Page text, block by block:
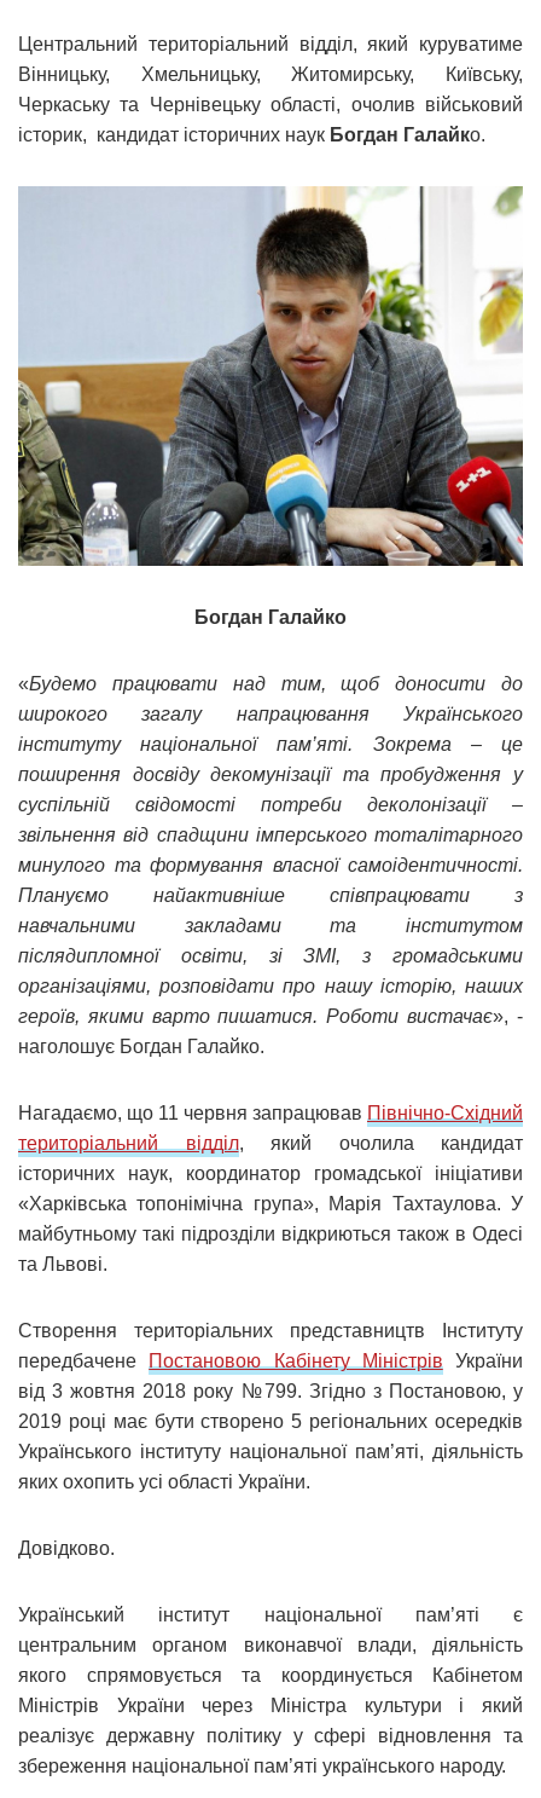
Центральний територіальний відділ, який куруватиме
Вінницьку, Хмельницьку, Житомирську, Київську,
Черкаську та Чернівецьку області, очолив військовий
історик, кандидат історичних наук Богдан Галайко.
Богдан Галайко
«Будемо працювати над тим, щоб доносити до
широкого загалу напрацювання Українського
інституту національної пам’яті. Зокрема – це
поширення досвіду декомунізації та пробудження у
суспільній свідомості потреби деколонізації –
звільнення від спадщини імперського тоталітарного
минулого та формування власної самоідентичності.
Плануємо найактивніше співпрацювати з
навчальними закладами та інститутом
післядипломної освіти, зі ЗМІ, з громадськими
організаціями, розповідати про нашу історію, наших
героїв, якими варто пишатися. Роботи вистачає», -
наголошує Богдан Галайко.
Нагадаємо, що 11 червня запрацював Північно-Східний
територіальний відділ, який очолила кандидат
історичних наук, координатор громадської ініціативи
«Харківська топонімічна група», Марія Тахтаулова. У
майбутньому такі підрозділи відкриються також в Одесі
та Львові.
Створення територіальних представництв Інституту
передбачене
Постановою Кабінету Міністрів України
від 3 жовтня 2018 року №799. Згідно з Постановою, у
2019 році має бути створено 5 регіональних осередків
Українського інституту національної пам’яті, діяльність
яких охопить усі області України.
Довідково.
Український інститут національної пам’яті є
центральним органом виконавчої влади, діяльність
якого спрямовується та координується Кабінетом
Міністрів України через Міністра культури і який
реалізує державну політику у сфері відновлення та
збереження національної пам’яті українського народу.